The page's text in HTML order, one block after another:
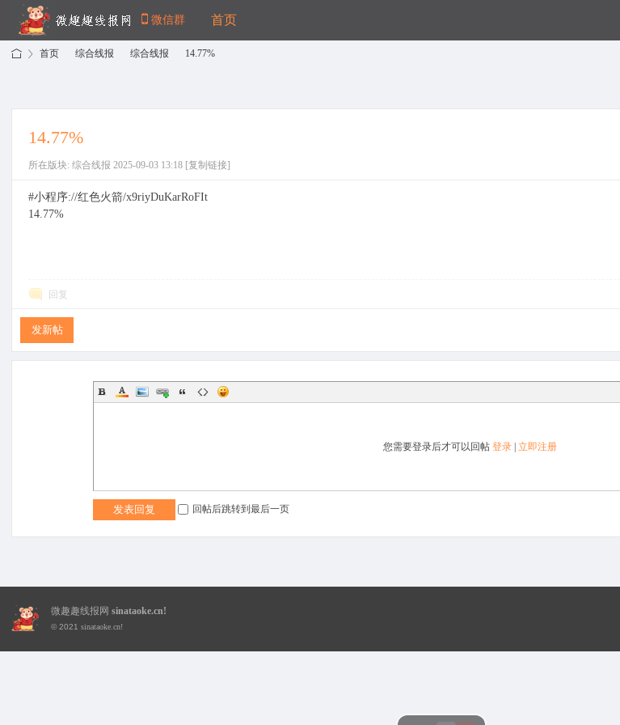
微信群 首页
线
首页 综合线报 综合线报 14.77%
14.77%
所在版块: 综合线报 2025-09-03 13:18 [复制链接]
#小程序://红色火箭/x9riyDuKarRoFIt
14.77%
回复
发新帖
您需要登录后才可以回帖 登录| 立即注册
发表回复 回帖后跳转到最后一页
微趣趣线报网sinataoke.cn!
© 2021sinataoke.cn!